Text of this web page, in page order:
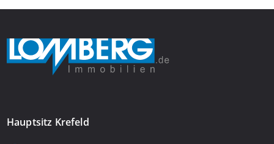
Hauptsitz Krefeld